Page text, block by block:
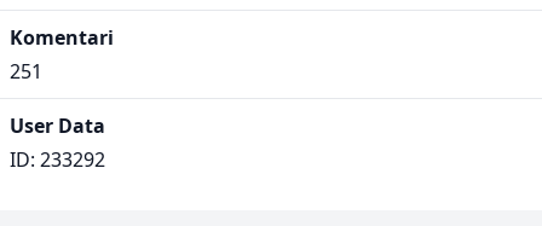
Komentari
251
User Data
ID: 233292